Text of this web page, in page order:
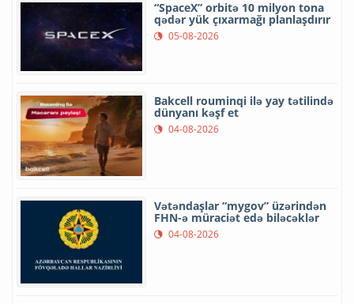
“SpaceX” orbitə 10 milyon tona
qədər yük çıxarmağı planlaşdırır
05-08-2026
Bakcell rouminqi ilə yay tətilində
dünyanı kəşf et
04-08-2026
Vətəndaşlar “mygov” üzərindən
FHN-ə müraciət edə biləcəklər
04-08-2026